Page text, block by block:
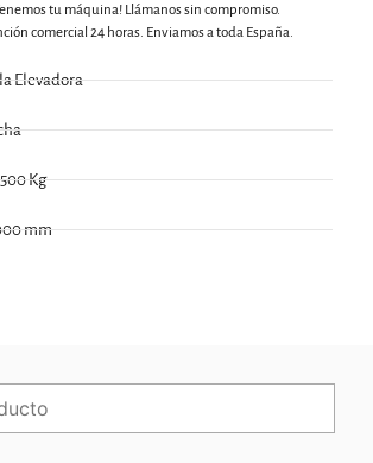
tu máquina! Llámanos sin compromiso.
comercial 24 horas. Enviamos a toda España.
Elevadora
Kg
mm